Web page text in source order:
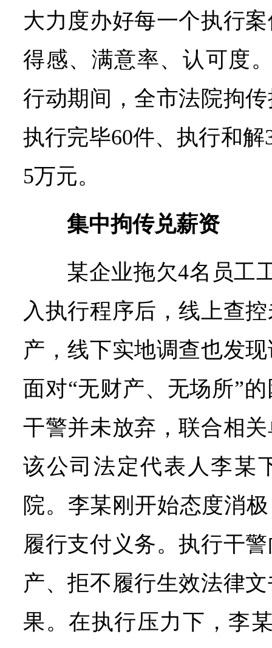
大力度办好每一个执行
得感、满意率、认可度
行动期间，全市法院拘
执行完毕60件、执行和解
5万元。
集中拘传兑薪资
某企业拖欠4名员工
入执行程序后，线上查
产，线下实地调查也发
面对“无财产、无场所”
干警并未放弃，联合相
该公司法定代表人李某
院。李某刚开始态度消
履行支付义务。执行干
产、拒不履行生效法律
果。在执行压力下，李